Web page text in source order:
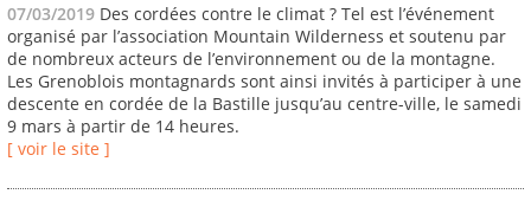
07/03/2019 Des cordées contre le climat ? Tel est l’événement
organisé par l’association Mountain Wilderness et soutenu par
de nombreux acteurs de l’environnement ou de la montagne.
Les Grenoblois montagnards sont ainsi invités à participer à une
descente en cordée de la Bastille jusqu’au centre-ville, le samedi
9 mars à partir de 14 heures.
[ voir le site ]